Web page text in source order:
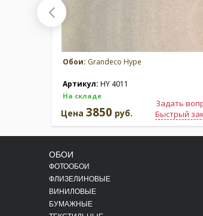
Обои: Grandeco Hype
Артикул: HY 4011
На складе
Задать
Быстрый
Цена 3850 руб.
ОБОИ
ФОТООБОИ
ФЛИЗЕЛИНОВЫЕ
ВИНИЛОВЫЕ
БУМАЖНЫЕ